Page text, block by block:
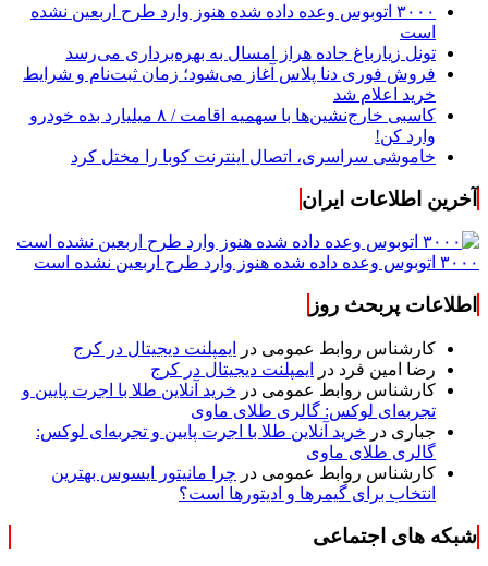
۳۰۰۰ اتوبوس وعده داده شده هنوز وارد طرح اربعین نشده
است
تونل زیارباغ جاده هراز امسال به بهره‌برداری می‌رسد
فروش فوری دنا پلاس آغاز می‌شود؛ زمان ثبت‌نام و شرایط
خرید اعلام شد
کاسبی خارج‌نشین‌ها با سهمیه اقامت / ۸ میلیارد بده خودرو
وارد کن!
خاموشی سراسری، اتصال اینترنت کوبا را مختل کرد
آخرین اطلاعات ایران
۳۰۰۰ اتوبوس وعده داده شده هنوز وارد طرح اربعین نشده است
اطلاعات پربحث روز
کارشناس روابط عمومی در
ایمپلنت دیجیتال در کرج
رضا امین فرد در
ایمپلنت دیجیتال در کرج
کارشناس روابط عمومی در خرید آنلاین طلا با اجرت پایین و
تجربه‌ای لوکس: گالری طلای ماوی
جباری در خرید آنلاین طلا با اجرت پایین و تجربه‌ای لوکس:
گالری طلای ماوی
کارشناس روابط عمومی در چرا مانیتور ایسوس بهترین
انتخاب برای گیمرها و ادیتورها است؟
شبکه های اجتماعی